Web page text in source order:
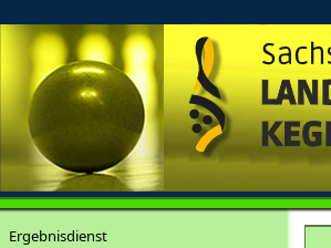
Ergebnisdienst